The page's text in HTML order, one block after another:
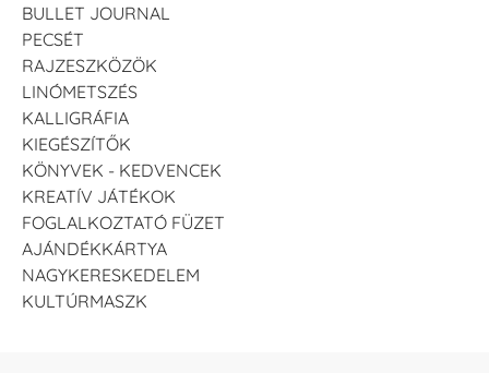
BULLET JOURNAL
PECSÉT
RAJZESZKÖZÖK
LINÓMETSZÉS
KALLIGRÁFIA
KIEGÉSZÍTŐK
KÖNYVEK - KEDVENCEK
KREATÍV JÁTÉKOK
FOGLALKOZTATÓ FÜZET
AJÁNDÉKKÁRTYA
NAGYKERESKEDELEM
KULTÚRMASZK